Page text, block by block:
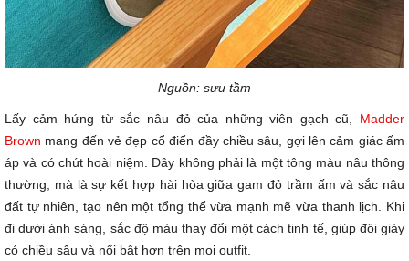
Nguồn: sưu tầm
Lấy cảm hứng từ sắc nâu đỏ của những viên gạch cũ, Madder
Brown mang đến vẻ đẹp cổ điển đầy chiều sâu, gợi lên cảm giác ấm
áp và có chút hoài niệm. Đây không phải là một tông màu nâu thông
thường, mà là sự kết hợp hài hòa giữa gam đỏ trầm ấm và sắc nâu
đất tự nhiên, tạo nên một tổng thể vừa mạnh mẽ vừa thanh lịch. Khi
đi dưới ánh sáng, sắc độ màu thay đổi một cách tinh tế, giúp đôi giày
có chiều sâu và nổi bật hơn trên mọi outfit.